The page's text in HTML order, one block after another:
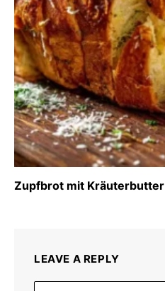
Zupfbrot mit Kräuterbutter
LEAVE A REPLY